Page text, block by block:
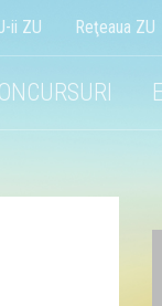
ii ZU Reţeaua ZU